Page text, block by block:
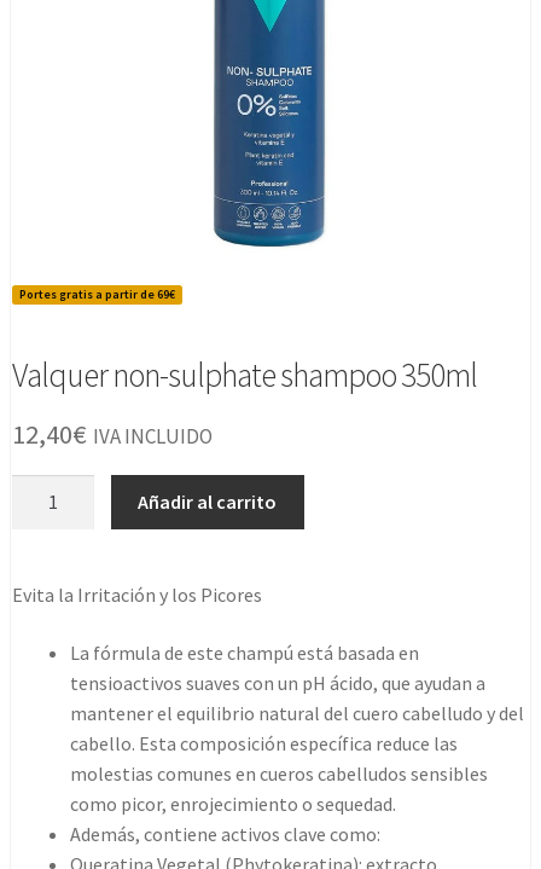
Portes gratis a partir de 69€
Valquer non-sulphate shampoo 350ml
12,40€ IVA INCLUIDO
350ml
Añadir al carrito
Evita la Irritación y los Picores
La fórmula de este champú está basada en
tensioactivos suaves con un pH ácido, que ayudan a
mantener el equilibrio natural del cuero cabelludo y del
cabello. Esta composición específica reduce las
molestias comunes en cueros cabelludos sensibles
como picor, enrojecimiento o sequedad.
Además, contiene activos clave como:
Queratina Vegetal (Phytokeratina): extracto